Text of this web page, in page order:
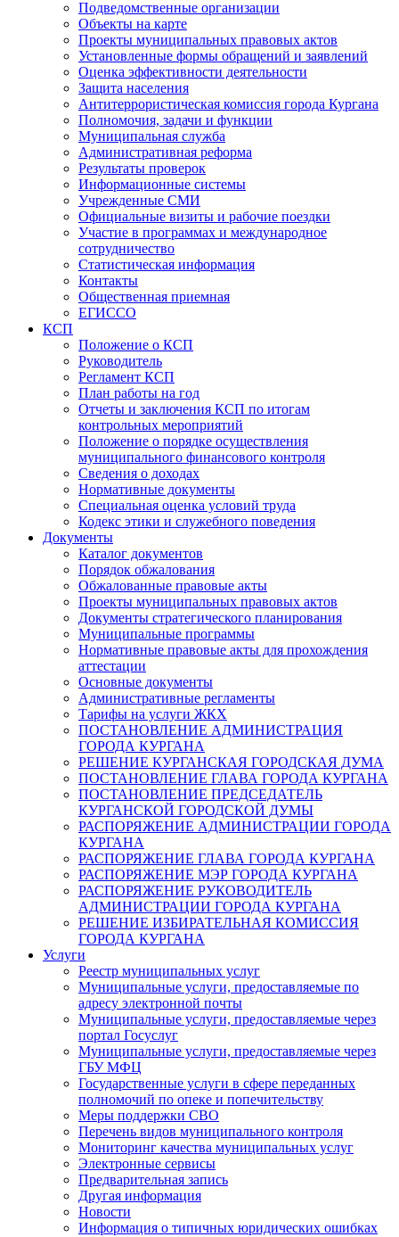
Подведомственные организации
Объекты на карте
Проекты муниципальных правовых актов
Установленные формы обращений и заявлений
Оценка эффективности деятельности
Защита населения
Антитеррористическая комиссия города Кургана
Полномочия, задачи и функции
Муниципальная служба
Административная реформа
Результаты проверок
Информационные системы
Учрежденные СМИ
Официальные визиты и рабочие поездки
Участие в программах и международное
сотрудничество
Статистическая информация
Контакты
Общественная приемная
ЕГИССО
КСП
Положение о КСП
Руководитель
Регламент КСП
План работы на год
Отчеты и заключения КСП по итогам
контрольных мероприятий
Положение о порядке осуществления
муниципального финансового контроля
Сведения о доходах
Нормативные документы
Специальная оценка условий труда
Кодекс этики и служебного поведения
Документы
Каталог документов
Порядок обжалования
Обжалованные правовые акты
Проекты муниципальных правовых актов
Документы стратегического планирования
Муниципальные программы
Нормативные правовые акты для прохождения
аттестации
Основные документы
Административные регламенты
Тарифы на услуги ЖКХ
ПОСТАНОВЛЕНИЕ АДМИНИСТРАЦИЯ
ГОРОДА КУРГАНА
РЕШЕНИЕ КУРГАНСКАЯ ГОРОДСКАЯ ДУМА
ПОСТАНОВЛЕНИЕ ГЛАВА ГОРОДА КУРГАНА
ПОСТАНОВЛЕНИЕ ПРЕДСЕДАТЕЛЬ
КУРГАНСКОЙ ГОРОДСКОЙ ДУМЫ
РАСПОРЯЖЕНИЕ АДМИНИСТРАЦИИ ГОРОДА
КУРГАНА
РАСПОРЯЖЕНИЕ ГЛАВА ГОРОДА КУРГАНА
РАСПОРЯЖЕНИЕ МЭР ГОРОДА КУРГАНА
РАСПОРЯЖЕНИЕ РУКОВОДИТЕЛЬ
АДМИНИСТРАЦИИ ГОРОДА КУРГАНА
РЕШЕНИЕ ИЗБИРАТЕЛЬНАЯ КОМИССИЯ
ГОРОДА КУРГАНА
Услуги
Реестр муниципальных услуг
Муниципальные услуги, предоставляемые по
адресу электронной почты
Муниципальные услуги, предоставляемые через
портал Госуслуг
Муниципальные услуги, предоставляемые через
ГБУ МФЦ
Государственные услуги в сфере переданных
полномочий по опеке и попечительству
Меры поддержки СВО
Перечень видов муниципального контроля
Мониторинг качества муниципальных услуг
Электронные сервисы
Предварительная запись
Другая информация
Новости
Информация о типичных юридических ошибках